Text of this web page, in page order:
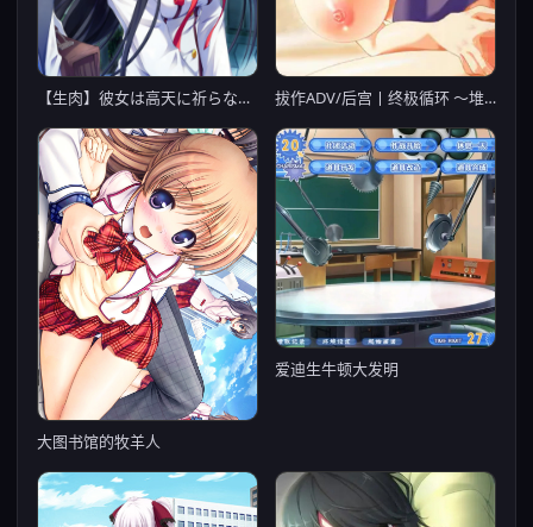
【生肉】彼女は高天に祈らない -quantum girlfriend- 拔作ADV/后宫丨终极循环 ～堆积如山的恋人记忆～/エンドリープ～降り積もる恋人の記憶 AI汉化内嵌版+CG全回想【20241015】
大图书馆的牧羊人
爱迪生牛顿大发明